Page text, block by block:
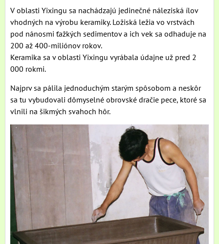
V oblasti Yixingu sa nachádzajú jedinečné náleziská ílov
vhodných na výrobu keramiky. Ložiská ležia vo vrstvách
pod nánosmi ťažkých sedimentov a ich vek sa odhaduje na
200 až 400-miliónov rokov.
Keramika sa v oblasti Yixingu vyrábala údajne už pred 2
000 rokmi.
Najprv sa pálila jednoduchým starým spôsobom a neskôr
sa tu vybudovali dômyselné obrovské dračie pece, ktoré sa
vlnili na šikmých svahoch hôr.